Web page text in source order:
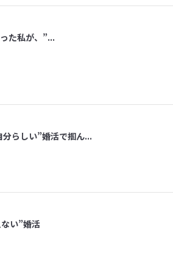
た私が、”...
らしい”婚活で掴ん...
い”婚活